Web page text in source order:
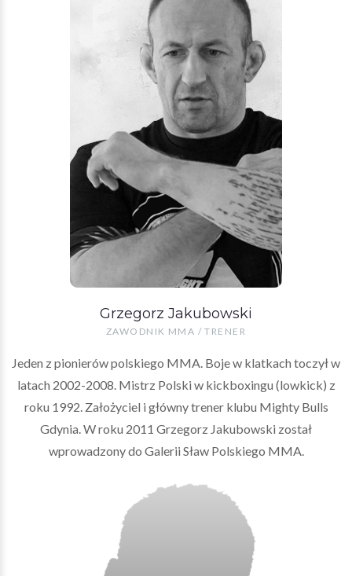
Grzegorz Jakubowski
ZAWODNIK MMA / TRENER
Jeden z pionierów polskiego MMA. Boje w klatkach toczył w
latach 2002-2008. Mistrz Polski w kickboxingu (lowkick) z
roku 1992. Założyciel i główny trener klubu Mighty Bulls
Gdynia. W roku 2011 Grzegorz Jakubowski został
wprowadzony do Galerii Sław Polskiego MMA.